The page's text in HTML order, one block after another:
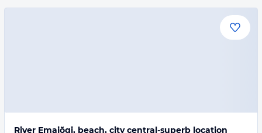
River Emajõgi, beach, city central-superb location